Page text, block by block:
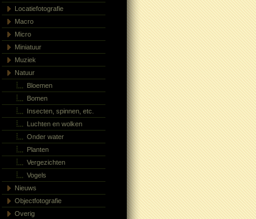
Locatiefotografie
Macro
Micro
Miniatuur
Muziek
Natuur
Bloemen
Bomen
Insecten, spinnen, etc.
Luchten en wolken
Onder water
Planten
Vergezichten
Vogels
Nieuws
Objectfotografie
Overig